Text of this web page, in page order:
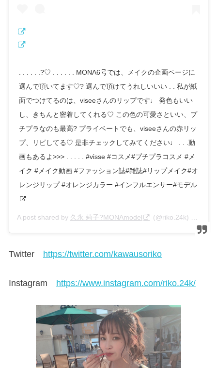
. . . . . .?♡ . . . . . . MONA6号では、メイクの企画ページに
選んで頂いてます♡? 選んで頂けてうれしいいい . . 私が紙
面でつけてるのは、viseeさんのリップです♩ 発色もいい
し、きちんと密着してくれる♡ この色の可愛さといい、プ
チプラなのも最高? プライベートでも、viseeさんの赤リッ
プ、リピしてる♡ 是非チェックしてみてください♩ . . .動
画もあるよ>>> . . . . . #visse #コスメ#プチプラコスメ #メ
イク #メイク動画 #ファッション誌#雑誌#リップメイク#オ
レンジリップ #オレンジカラー #インフルエンサー#モデル
A post shared by 久永 莉子?MONAmodel (@riko.24k) on
Twitter https://twitter.com/kawausoriko
Instagram https://www.instagram.com/riko.24k/